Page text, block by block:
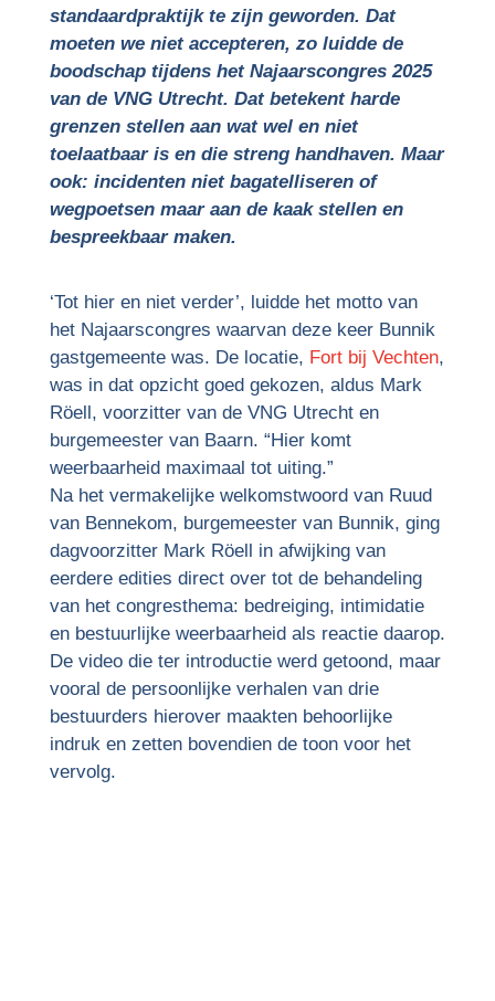
standaardpraktijk te zijn geworden. Dat
moeten we niet accepteren, zo luidde de
boodschap tijdens het Najaarscongres 2025
van de VNG Utrecht. Dat betekent harde
grenzen stellen aan wat wel en niet
toelaatbaar is en die streng handhaven. Maar
ook: incidenten niet bagatelliseren of
wegpoetsen maar aan de kaak stellen en
bespreekbaar maken.
‘Tot hier en niet verder’, luidde het motto van
het Najaarscongres waarvan deze keer Bunnik
gastgemeente was. De locatie, Fort bij Vechten,
was in dat opzicht goed gekozen, aldus Mark
Röell, voorzitter van de VNG Utrecht en
burgemeester van Baarn. “Hier komt
weerbaarheid maximaal tot uiting.”
Na het vermakelijke welkomstwoord van Ruud
van Bennekom, burgemeester van Bunnik, ging
dagvoorzitter Mark Röell in afwijking van
eerdere edities direct over tot de behandeling
van het congresthema: bedreiging, intimidatie
en bestuurlijke weerbaarheid als reactie daarop.
De video die ter introductie werd getoond, maar
vooral de persoonlijke verhalen van drie
bestuurders hierover maakten behoorlijke
indruk en zetten bovendien de toon voor het
vervolg.